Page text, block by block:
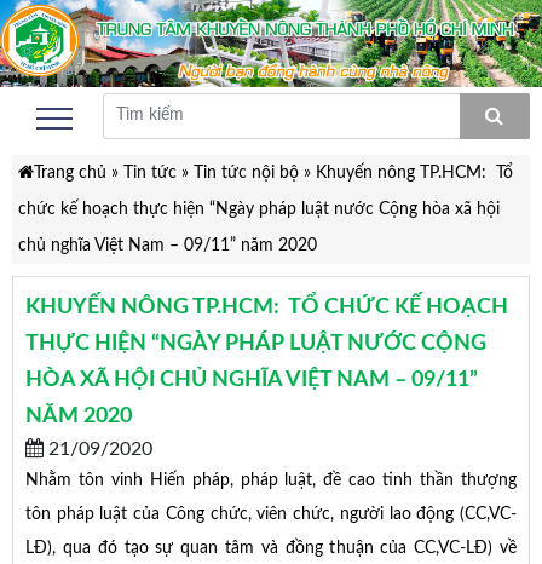
Trang chủ » Tin tức» Tin tức nội bộ» Khuyến nông TP.HCM: Tổ
chức kế hoạch thực hiện “Ngày pháp luật nước Cộng hòa xã hội
chủ nghĩa Việt Nam – 09/11” năm 2020
KHUYẾN NÔNG TP.HCM: TỔ CHỨC KẾ HOẠCH
THỰC HIỆN “NGÀY PHÁP LUẬT NƯỚC CỘNG
HÒA XÃ HỘI CHỦ NGHĨA VIỆT NAM – 09/11”
NĂM 2020
21/09/2020
Nhằm tôn vinh Hiến pháp, pháp luật, đề cao tinh thần thượng
tôn pháp luật của Công chức, viên chức, người lao động (CC,VC-
LĐ), qua đó tạo sự quan tâm và đồng thuận của CC,VC-LĐ) về